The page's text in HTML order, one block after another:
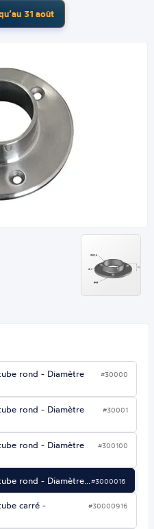
31 août
rond - Diamètre
#30000
rond - Diamètre
#30001
rond - Diamètre
#300100
rond - Diamètre…#3000016
carré -
#30000916